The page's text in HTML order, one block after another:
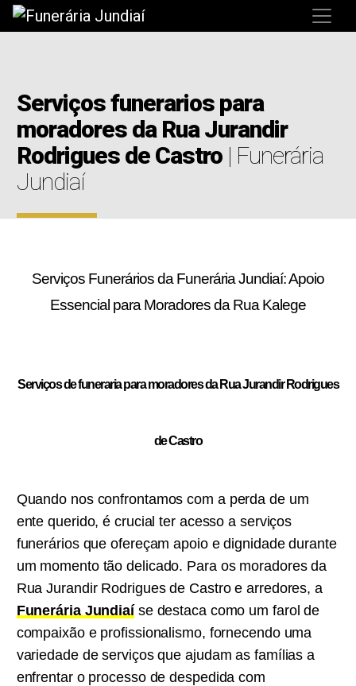
Serviços funerarios para
moradores da Rua Jurandir
Rodrigues de Castro | Funerária
Jundiaí
Serviços Funerários da Funerária Jundiaí: Apoio
Essencial para Moradores da Rua Kalege
Serviços de funeraria para moradores da Rua Jurandir Rodrigues
de Castro
Quando nos confrontamos com a perda de um
ente querido, é crucial ter acesso a serviços
funerários que ofereçam apoio e dignidade durante
um momento tão delicado. Para os moradores da
Rua Jurandir Rodrigues de Castro e arredores, a
Funerária Jundiaíse destaca como um farol de
compaixão e profissionalismo, fornecendo uma
variedade de serviços que ajudam as famílias a
enfrentar o processo de despedida com